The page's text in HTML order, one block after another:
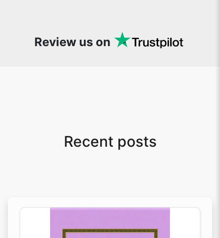
snappy tools every now and then!
Review us on
Recent posts